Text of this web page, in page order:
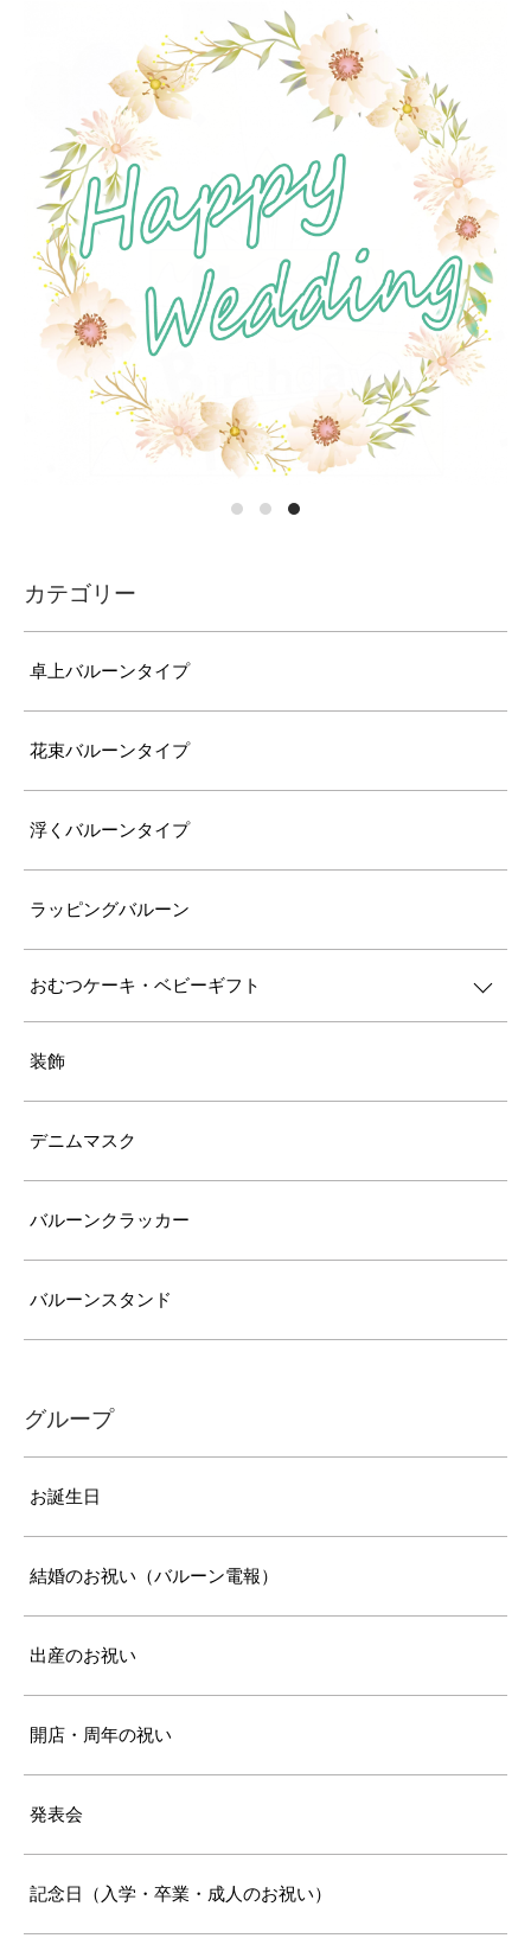
カテゴリー
卓上バルーンタイプ
花束バルーンタイプ
浮くバルーンタイプ
ラッピングバルーン
おむつケーキ・ベビーギフト
装飾
デニムマスク
バルーンクラッカー
バルーンスタンド
グループ
お誕生日
結婚のお祝い（バルーン電報）
出産のお祝い
開店・周年の祝い
発表会
記念日（入学・卒業・成人のお祝い）